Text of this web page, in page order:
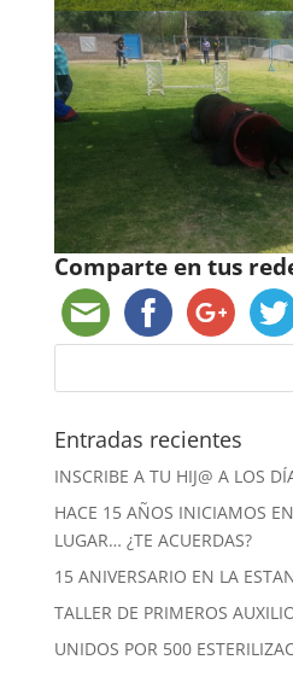
Comparte en tus
Entradas recientes
INSCRIBE A TU HIJ@ A LOS
HACE 15 AÑOS INICIAMOS
LUGAR… ¿TE ACUERDAS?
15 ANIVERSARIO EN LA
TALLER DE PRIMEROS
UNIDOS POR 500